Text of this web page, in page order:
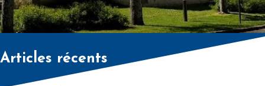
Articles récents